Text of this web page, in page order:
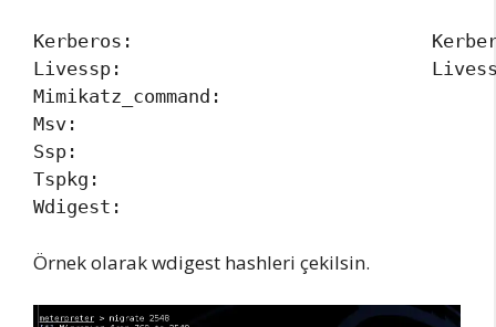
Kerberos:
Livessp:                            Livessp
Mimikatz_command: 					Belirtilen kodu çalıştır.
Msv:                   				Msv hashlerini çek.
Ssp:                   				Ssp hashlerini çek.
Tspkg:               				Tspkg hashlerini çek.
Örnek olarak wdigest hashleri çekilsin.